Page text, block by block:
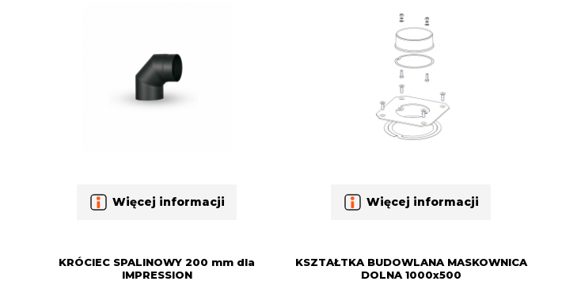
Więcej informacji Więcej informacji
KRÓCIEC SPALINOWY 200 mm dla
IMPRESSION
KSZTAŁTKA BUDOWLANA MASKOWNICA
DOLNA 1000x500